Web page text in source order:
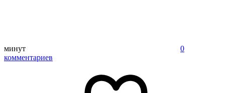
минут
0
комментариев